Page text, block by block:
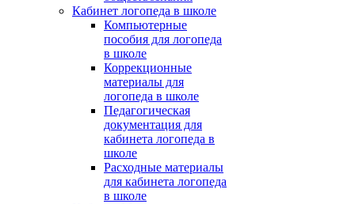
Кабинет логопеда в школе
Компьютерные
пособия для логопеда
в школе
Коррекционные
материалы для
логопеда в школе
Педагогическая
документация для
кабинета логопеда в
школе
Расходные материалы
для кабинета логопеда
в школе